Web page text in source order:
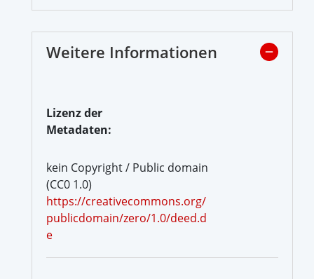
Weitere Informationen
Lizenz der
Metadaten:
kein Copyright / Public domain
(CC0 1.0)
https://creativecommons.org/
publicdomain/zero/1.0/deed.d
e